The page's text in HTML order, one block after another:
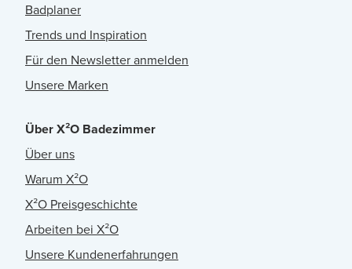
Badplaner
Trends und Inspiration
Für den Newsletter anmelden
Unsere Marken
Über X²O Badezimmer
Über uns
Warum X²O
X²O Preisgeschichte
Arbeiten bei X²O
Unsere Kundenerfahrungen